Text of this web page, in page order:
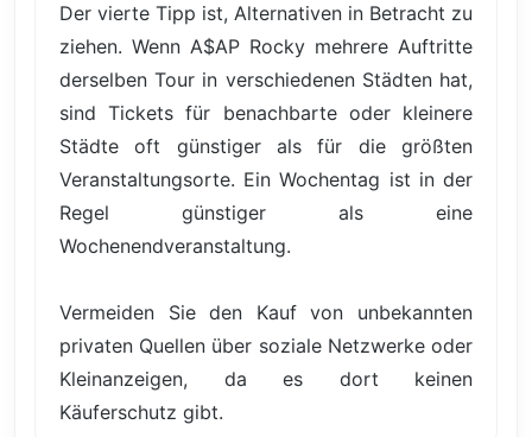
Der vierte Tipp ist, Alternativen in Betracht zu
ziehen. Wenn A$AP Rocky mehrere Auftritte
derselben Tour in verschiedenen Städten hat,
sind Tickets für benachbarte oder kleinere
Städte oft günstiger als für die größten
Veranstaltungsorte. Ein Wochentag ist in der
Regel günstiger als eine
Wochenendveranstaltung.
Vermeiden Sie den Kauf von unbekannten
privaten Quellen über soziale Netzwerke oder
Kleinanzeigen, da es dort keinen
Käuferschutz gibt.